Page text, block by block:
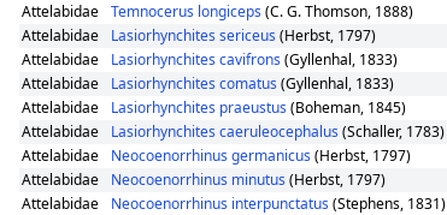
Attelabidae Temnocerus longiceps (C. G. Thomson, 1888)
Attelabidae
Lasiorhynchites sericeus (Herbst, 1797)
Attelabidae
Lasiorhynchites cavifrons (Gyllenhal, 1833)
Attelabidae
Lasiorhynchites comatus (Gyllenhal, 1833)
Attelabidae
Lasiorhynchites praeustus (Boheman, 1845)
Attelabidae
Lasiorhynchites caeruleocephalus (Schaller, 1783)
Attelabidae
Neocoenorrhinus germanicus (Herbst, 1797)
Attelabidae
Neocoenorrhinus minutus (Herbst, 1797)
Attelabidae
Neocoenorrhinus interpunctatus (Stephens, 1831)